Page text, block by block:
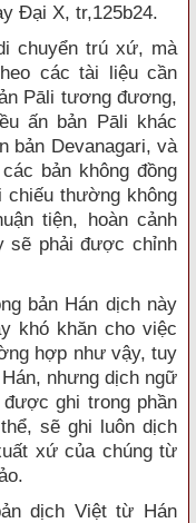
Đại X, tr,125b24.
chuyển trú xứ, mà
các tài liệu cần
Pāli tương đương,
ấn bản Pāli khác
bản Devanagari, và
bản không đồng
chiếu thường không
tiện, hoàn cảnh
sẽ phải được chỉnh
bản Hán dịch này
khó khăn cho việc
hợp như vậy, tuy
nhưng dịch ngữ
ghi trong phần
sẽ ghi luôn dịch
xứ của chúng từ
dịch Việt từ Hán